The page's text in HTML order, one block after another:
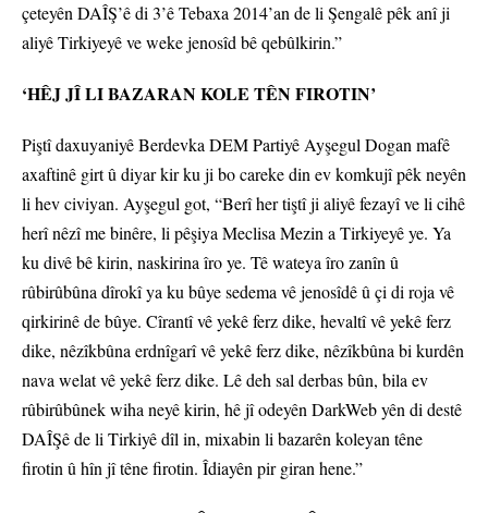
çeteyên DAÎŞ’ê di 3’ê Tebaxa 2014’an de li Şengalê pêk anî ji
aliyê Tirkiyeyê ve weke jenosîd bê qebûlkirin.”
‘HÊJ JÎ LI BAZARAN KOLE TÊN FIROTIN’
Piştî daxuyaniyê Berdevka DEM Partiyê Ayşegul Dogan mafê
axaftinê girt û diyar kir ku ji bo careke din ev komkujî pêk neyên
li hev civiyan. Ayşegul got, “Berî her tiştî ji aliyê fezayî ve li cihê
herî nêzî me binêre, li pêşiya Meclisa Mezin a Tirkiyeyê ye. Ya
ku divê bê kirin, naskirina îro ye. Tê wateya îro zanîn û
rûbirûbûna dîrokî ya ku bûye sedema vê jenosîdê û çi di roja vê
qirkirinê de bûye. Cîrantî vê yekê ferz dike, hevaltî vê yekê ferz
dike, nêzîkbûna erdnîgarî vê yekê ferz dike, nêzîkbûna bi kurdên
nava welat vê yekê ferz dike. Lê deh sal derbas bûn, bila ev
rûbirûbûnek wiha neyê kirin, hê jî odeyên DarkWeb yên di destê
DAÎŞê de li Tirkiyê dîl in, mixabin li bazarên koleyan têne
firotin û hîn jî têne firotin. Îdiayên pir giran hene.”